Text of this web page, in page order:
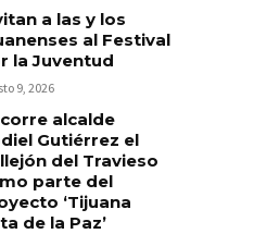
a las y los
al Festival
la Juventud
9, 2026
alcalde
Gutiérrez el
del Travieso
parte del
‘Tijuana
de la Paz’